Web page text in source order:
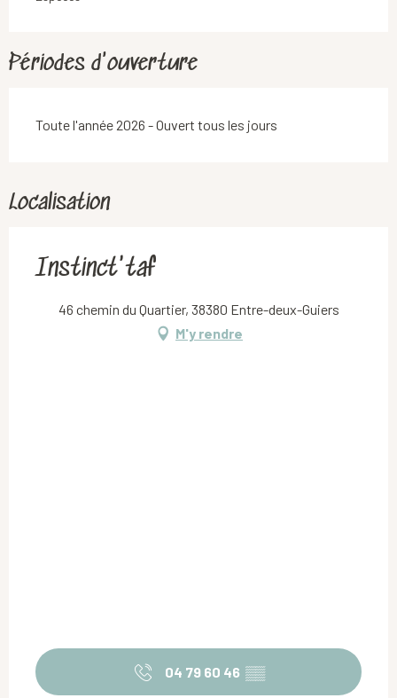
Périodes d'ouverture
Toute l'année 2026 - Ouvert tous les jours
Localisation
Instinct'taf
46 chemin du Quartier, 38380 Entre-deux-Guiers
M'y rendre
04 79 60 46 ▒▒